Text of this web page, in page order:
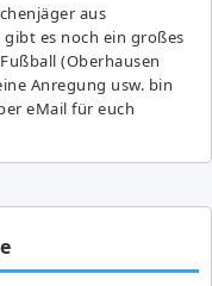
aus
es noch ein großes
(Oberhausen
Anregung usw. bin
eMail für euch